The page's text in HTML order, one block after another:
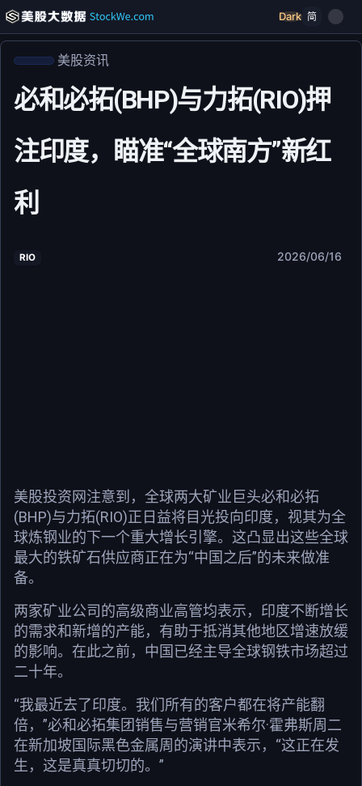
Dark 简
美股资讯
必和必拓(BHP)与力拓(RIO)押
注印度，瞄准“全球南方”新红
利
RIO 2026/06/16
美股投资网注意到，全球两大矿业巨头必和必拓
(BHP)与力拓(RIO)正日益将目光投向印度，视其为全
球炼钢业的下一个重大增长引擎。这凸显出这些全球
最大的铁矿石供应商正在为“中国之后”的未来做准
备。
两家矿业公司的高级商业高管均表示，印度不断增长
的需求和新增的产能，有助于抵消其他地区增速放缓
的影响。在此之前，中国已经主导全球钢铁市场超过
二十年。
“我最近去了印度。我们所有的客户都在将产能翻
倍，”必和必拓集团销售与营销官米希尔·霍弗斯周二
在新加坡国际黑色金属周的演讲中表示，“这正在发
生，这是真真切切的。”